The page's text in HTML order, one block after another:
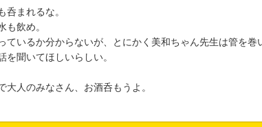
まれるな。
飲め。
いるか分からないが、とにかく美和ちゃん先生は管を巻
聞いてほしいらしい。
人のみなさん、お酒呑もうよ。